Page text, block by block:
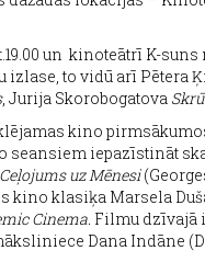
un kinoteātrī K-suns
to vidū arī Pētera
, Jurija Skorobogatova
kino
iepazīstināt
Ceļojums uz Mēnesi
kino klasiķa Marsela
Cinema. Filmu dzīvajā
Dana Indāne